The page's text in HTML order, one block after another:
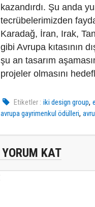
kazandırdı. Şu anda
tecrübelerimizden
Karadağ, İran, Irak,
gibi Avrupa kıtasının
şu an tasarım
projeler olmasını
Etiketler : iki design group,
avrupa gayrimenkul ödülleri,
YORUM KAT